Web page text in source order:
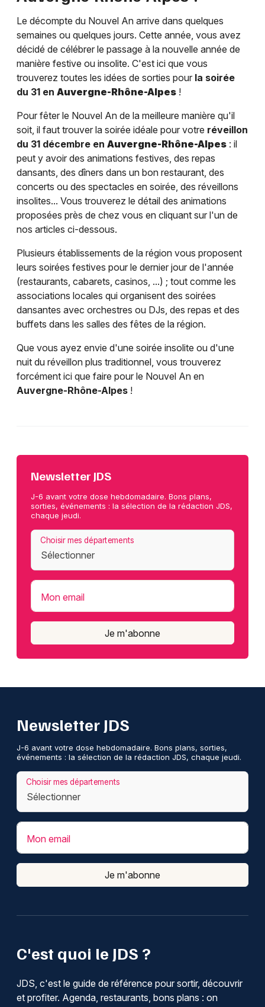
Le décompte du Nouvel An arrive dans quelques
semaines ou quelques jours. Cette année, vous avez
décidé de célébrer le passage à la nouvelle année de
manière festive ou insolite. C'est ici que vous
trouverez toutes les idées de sorties pour la soirée
du 31 en Auvergne-Rhône-Alpes !
Pour fêter le Nouvel An de la meilleure manière qu'il
soit, il faut trouver la soirée idéale pour votre réveillon
du 31 décembre en Auvergne-Rhône-Alpes : il
peut y avoir des animations festives, des repas
dansants, des dîners dans un bon restaurant, des
concerts ou des spectacles en soirée, des réveillons
insolites... Vous trouverez le détail des animations
proposées près de chez vous en cliquant sur l'un de
nos articles ci-dessous.
Plusieurs établissements de la région vous proposent
leurs soirées festives pour le dernier jour de l'année
(restaurants, cabarets, casinos, ...) ; tout comme les
associations locales qui organisent des soirées
dansantes avec orchestres ou DJs, des repas et des
buffets dans les salles des fêtes de la région.
Que vous ayez envie d'une soirée insolite ou d'une
nuit du réveillon plus traditionnel, vous trouverez
forcément ici que faire pour le Nouvel An en
Auvergne-Rhône-Alpes !
Newsletter JDS
J-6 avant votre dose hebdomadaire. Bons plans,
sorties, événements : la sélection de la rédaction JDS,
chaque jeudi.
Choisir mes départements
Mon email
Je m'abonne
C'est quoi le JDS ?
JDS, c'est le guide de référence pour sortir, découvrir
et profiter. Agenda, restaurants, bons plans : on
Newsletter JDS
J-6 avant votre dose hebdomadaire. Bons plans, sorties,
événements : la sélection de la rédaction JDS, chaque jeudi.
Choisir mes départements
Mon email
Je m'abonne